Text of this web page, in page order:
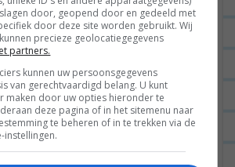
zou je de pitjes van de
niet kunnen eten? Ik
dit altijd en heb nog nooit
last van gehad 🙂
LEONIE 13/11/2013 op 12:12
door, geopend door en gedeeld met
door deze site worden gebruikt. Wij
precieze geolocatiegegevens
partners.
kunnen uw persoonsgegevens
van gerechtvaardigd belang. U kunt
maken door uw opties hieronder te
deze pagina of in het sitemenu naar
te beheren of in te trekken via de
instellingen.